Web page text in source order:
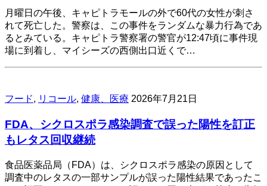
月曜日の午後、キャピトラモールの外で60代の女性が刺さ
れて死亡した。警察は、この事件をランダムな暴力行為であ
るとみている。キャピトラ警察署の警官が12:47頃に事件現
場に到着し、マイシーズの西側出口近くで…
フード, リコール, 健康、医療 2026年7月21日
FDA、シクロスポラ感染調査で誤った陽性を訂正
もレタス回収継続
食品医薬品局（FDA）は、シクロスポラ感染の原因として
調査中のレタスの一部サンプルが誤った陽性結果であったこ